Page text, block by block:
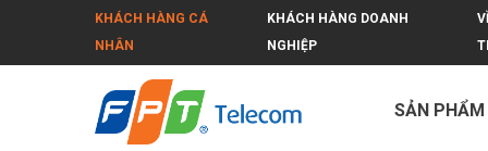
KHÁCH HÀNG CÁ
NHÂN
KHÁCH HÀNG DOANH
NGHIỆP
SẢN PHẨM